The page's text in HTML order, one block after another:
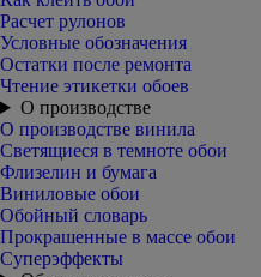
Расчет рулонов
Условные обозначения
Остатки после ремонта
Чтение этикетки обоев
О производстве
О производстве винила
Светящиеся в темноте обои
Флизелин и бумага
Виниловые обои
Обойный словарь
Прокрашенные в массе обои
Суперэффекты